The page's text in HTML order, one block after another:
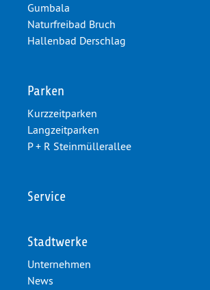
Gumbala
Naturfreibad Bruch
Hallenbad Derschlag
Parken
Kurzzeitparken
Langzeitparken
P + R Steinmüllerallee
Service
Stadtwerke
Unternehmen
News